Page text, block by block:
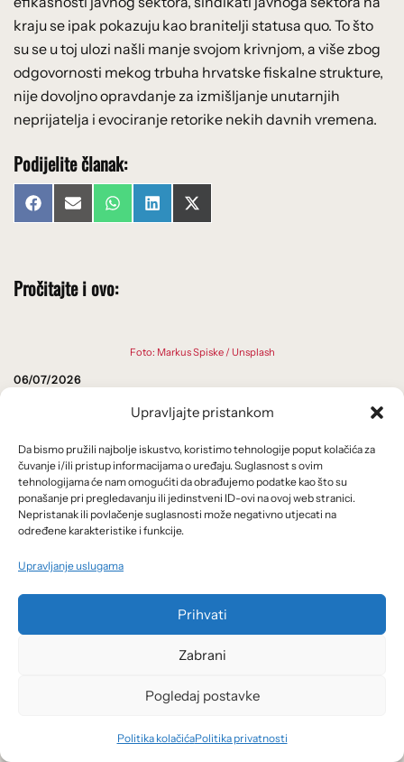
Upravljajte pristankom
Da bismo pružili najbolje iskustvo, koristimo tehnologije poput kolačića za
čuvanje i/ili pristup informacijama o uređaju. Suglasnost s ovim
tehnologijama će nam omogućiti da obrađujemo podatke kao što su
ponašanje pri pregledavanju ili jedinstveni ID-ovi na ovoj web stranici.
Nepristanak ili povlačenje suglasnosti može negativno utjecati na
određene karakteristike i funkcije.
Upravljanje uslugama
Prihvati
Zabrani
Pogledaj postavke
Politika kolačićaPolitika privatnosti
kraju se ipak pokazuju kao branitelji statusa quo. To što
su se u toj ulozi našli manje svojom krivnjom, a više zbog
odgovornosti mekog trbuha hrvatske fiskalne strukture,
nije dovoljno opravdanje za izmišljanje unutarnjih
neprijatelja i evociranje retorike nekih davnih vremena.
Podijelite članak:
Share
on
FacebookShare
on
Email Share
on
WhatsAppShare
on
LinkedInShare
on
X
(Twitter)
Pročitajte i ovo:
Foto: Markus Spiske / Unsplash
06/07/2026
Edmund Phelps: kako je kultura ulazila u glavni tok ekonomske misli
Foto: Adam Blacke / Unsplash
11/06/2026
Kako je Lester Thurow pogrešno predviđao relativan pad američkog
gospodarstva
Foto: Kyle Glenn / Unsplash
12/05/2026
Projekt Atlas Svjetske banke: mjerenje razvoja